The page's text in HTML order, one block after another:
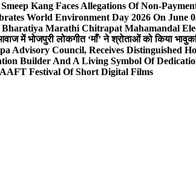
Kang Faces Allegations Of Non-
World Environment Day 2026 On
Marathi Chitrapat Mahamandal
में भोजपुरी लोकगीत ‘माँ’ ने श्रोताओं को किया भावुक
Advisory Council, Receives Distinguished
Builder And A Living Symbol Of
Festival Of Short Digital Films